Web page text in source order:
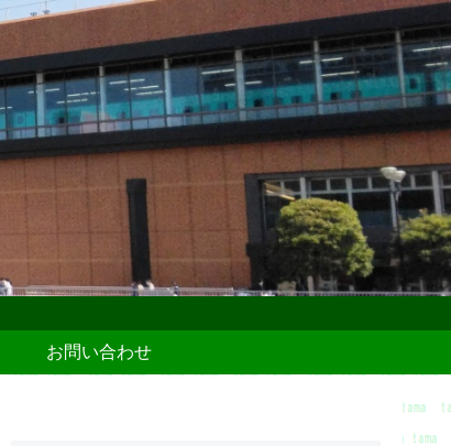
お問い合わせ